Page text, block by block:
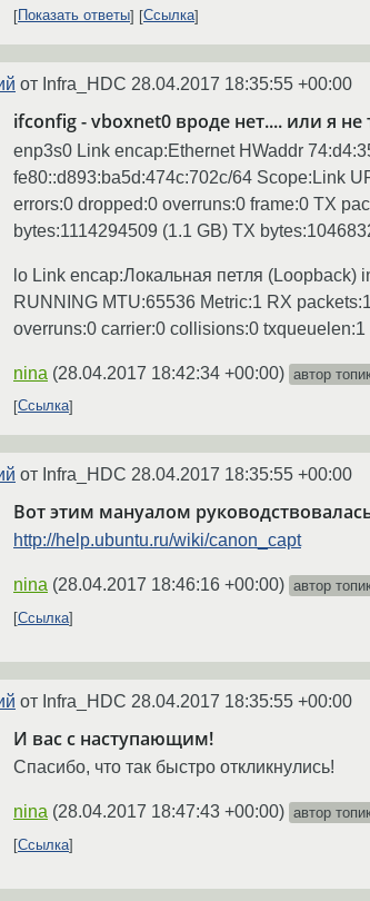
Показать ответы Ссылка
от Infra_HDC 28.04.2017 18:35:55 +00:00
ifconfig - vboxnet0 вроде нет.... или я не
enp3s0 Link encap:Ethernet HWaddr
fe80::d893:ba5d:474c:702c/64 Scope:Link
errors:0 dropped:0 overruns:0 frame:0 TX
bytes:1114294509 (1.1 GB) TX
lo Link encap:Локальная петля
RUNNING MTU:65536 Metric:1 RX
overruns:0 carrier:0 collisions:0
nina (28.04.2017 18:42:34 +00:00) автор
Ссылка
от Infra_HDC 28.04.2017 18:35:55 +00:00
Вот этим мануалом
http://help.ubuntu.ru/wiki/canon_capt
nina (28.04.2017 18:46:16 +00:00) автор
Ссылка
от Infra_HDC 28.04.2017 18:35:55 +00:00
И вас с наступающим!
Спасибо, что так быстро откликнулись!
nina (28.04.2017 18:47:43 +00:00) автор
Ссылка